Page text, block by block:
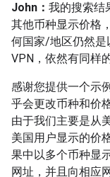
John： 我的搜索结
其他币种显示价格
何国家/地区仍然是
VPN，依然有同样
感谢您提供一个示
乎会更改币种和价
由于我们主要是从
美国用户显示的价
果中以多个币种显
网址，并且向相应